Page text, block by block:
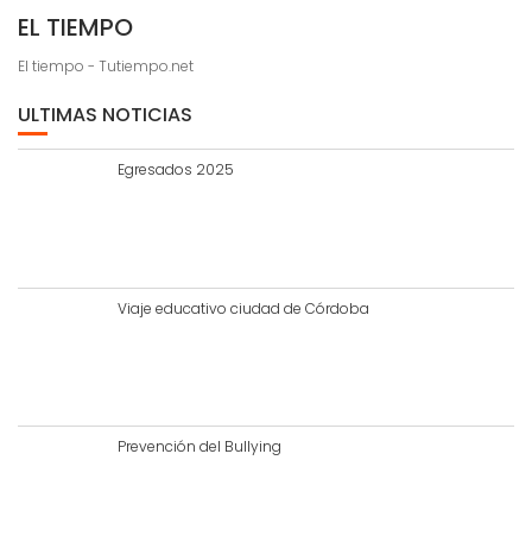
EL TIEMPO
El tiempo - Tutiempo.net
ULTIMAS NOTICIAS
Egresados 2025
Viaje educativo ciudad de Córdoba
Prevención del Bullying